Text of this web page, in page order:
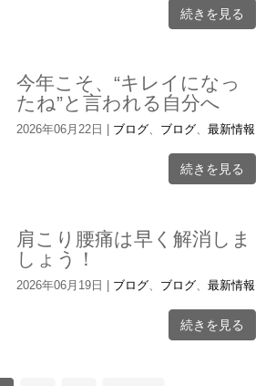
続きを見る
今年こそ、“キレイになっ
たね”と言われる自分へ
2026年06月22日 ブログ、 ブログ、最新情報
続きを見る
肩こり腰痛は早く解消しま
しょう！
2026年06月19日 ブログ、 ブログ、最新情報
続きを見る